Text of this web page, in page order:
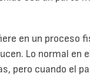
en un proceso
Lo normal en
pero cuando el